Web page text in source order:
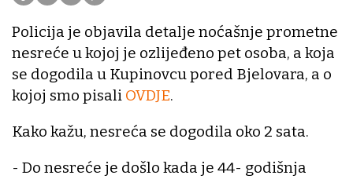
Policija je objavila detalje noćašnje prometne
nesreće u kojoj je ozlijeđeno pet osoba, a koja
se dogodila u Kupinovcu pored Bjelovara, a o
kojoj smo pisali OVDJE.
Kako kažu, nesreća se dogodila oko 2 sata.
- Do nesreće je došlo kada je 44- godišnja